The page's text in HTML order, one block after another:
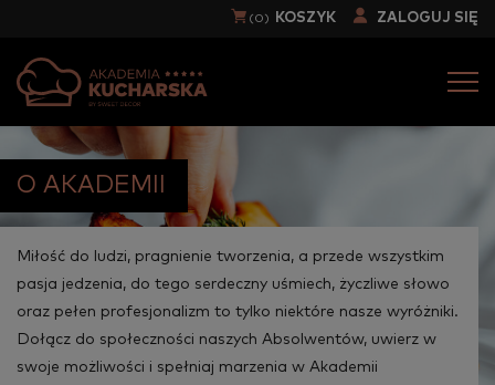
(0) KOSZYK ZALOGUJ SIĘ
O AKADEMII
Miłość do ludzi, pragnienie tworzenia, a przede wszystkim
pasja jedzenia, do tego serdeczny uśmiech, życzliwe słowo
oraz pełen profesjonalizm to tylko niektóre nasze wyróżniki.
Dołącz do społeczności naszych Absolwentów, uwierz w
swoje możliwości i spełniaj marzenia w Akademii